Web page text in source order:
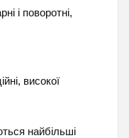
і поворотні,
високої
найбільші